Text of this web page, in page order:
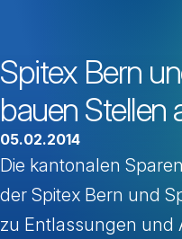
Spitex Bern
bauen Stellen
05.02.2014
Die kantonalen
der Spitex Bern und
zu Entlassungen und